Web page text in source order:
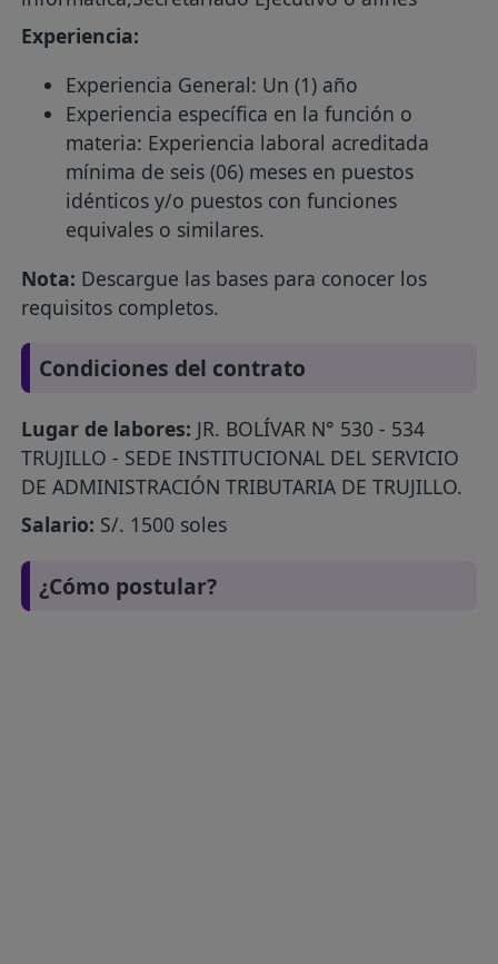
Experiencia:
Experiencia General: Un (1) año
Experiencia específica en la función o
materia: Experiencia laboral acreditada
mínima de seis (06) meses en puestos
idénticos y/o puestos con funciones
equivales o similares.
Nota: Descargue las bases para conocer los
requisitos completos.
Condiciones del contrato
Lugar de labores: JR. BOLÍVAR N° 530 - 534
TRUJILLO - SEDE INSTITUCIONAL DEL SERVICIO
DE ADMINISTRACIÓN TRIBUTARIA DE TRUJILLO.
Salario: S/. 1500 soles
¿Cómo postular?